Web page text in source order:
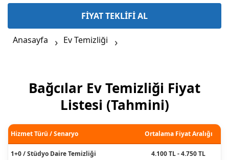
FİYAT TEKLİFİ AL
Anasayfa Ev Temizliği
Bağcılar Ev Temizliği Fiyat
Listesi (Tahmini)
Hizmet Türü / Senaryo Ortalama Fiyat Aralığı
1+0 / Stüdyo Daire Temizliği 4.100 TL - 4.750 TL